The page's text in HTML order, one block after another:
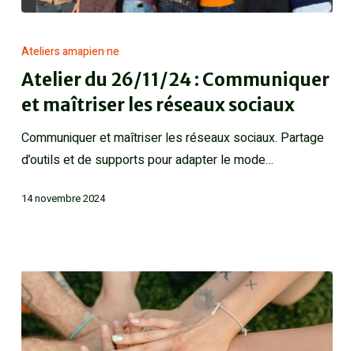
Ateliers amapien·ne
Atelier du 26/11/24 : Communiquer
et maîtriser les réseaux sociaux
Communiquer et maîtriser les réseaux sociaux. Partage
d’outils et de supports pour adapter le mode…
14 novembre 2024